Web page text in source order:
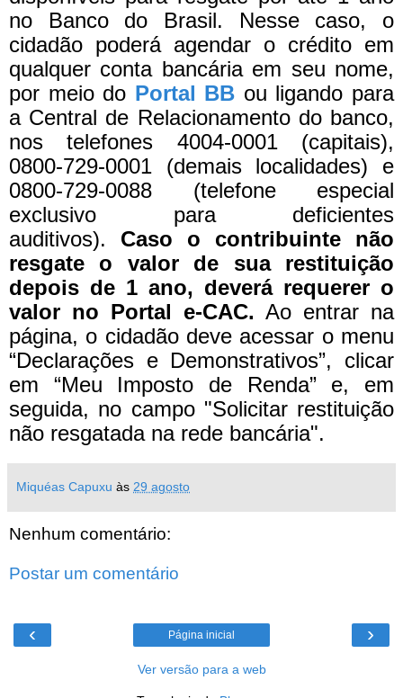
no Banco do Brasil. Nesse caso, o
cidadão poderá agendar o crédito em
qualquer conta bancária em seu nome,
por meio do Portal BB ou ligando para
a Central de Relacionamento do banco,
nos telefones 4004-0001 (capitais),
0800-729-0001 (demais localidades) e
0800-729-0088 (telefone especial
exclusivo para deficientes
auditivos). Caso o contribuinte não
resgate o valor de sua restituição
depois de 1 ano, deverá requerer o
valor no Portal e-CAC. Ao entrar na
página, o cidadão deve acessar o menu
“Declarações e Demonstrativos”, clicar
em “Meu Imposto de Renda” e, em
seguida, no campo "Solicitar restituição
não resgatada na rede bancária".
Miquéas Capuxu às 29 agosto
Nenhum comentário:
Postar um comentário
‹ ›
Página inicial
Ver versão para a web